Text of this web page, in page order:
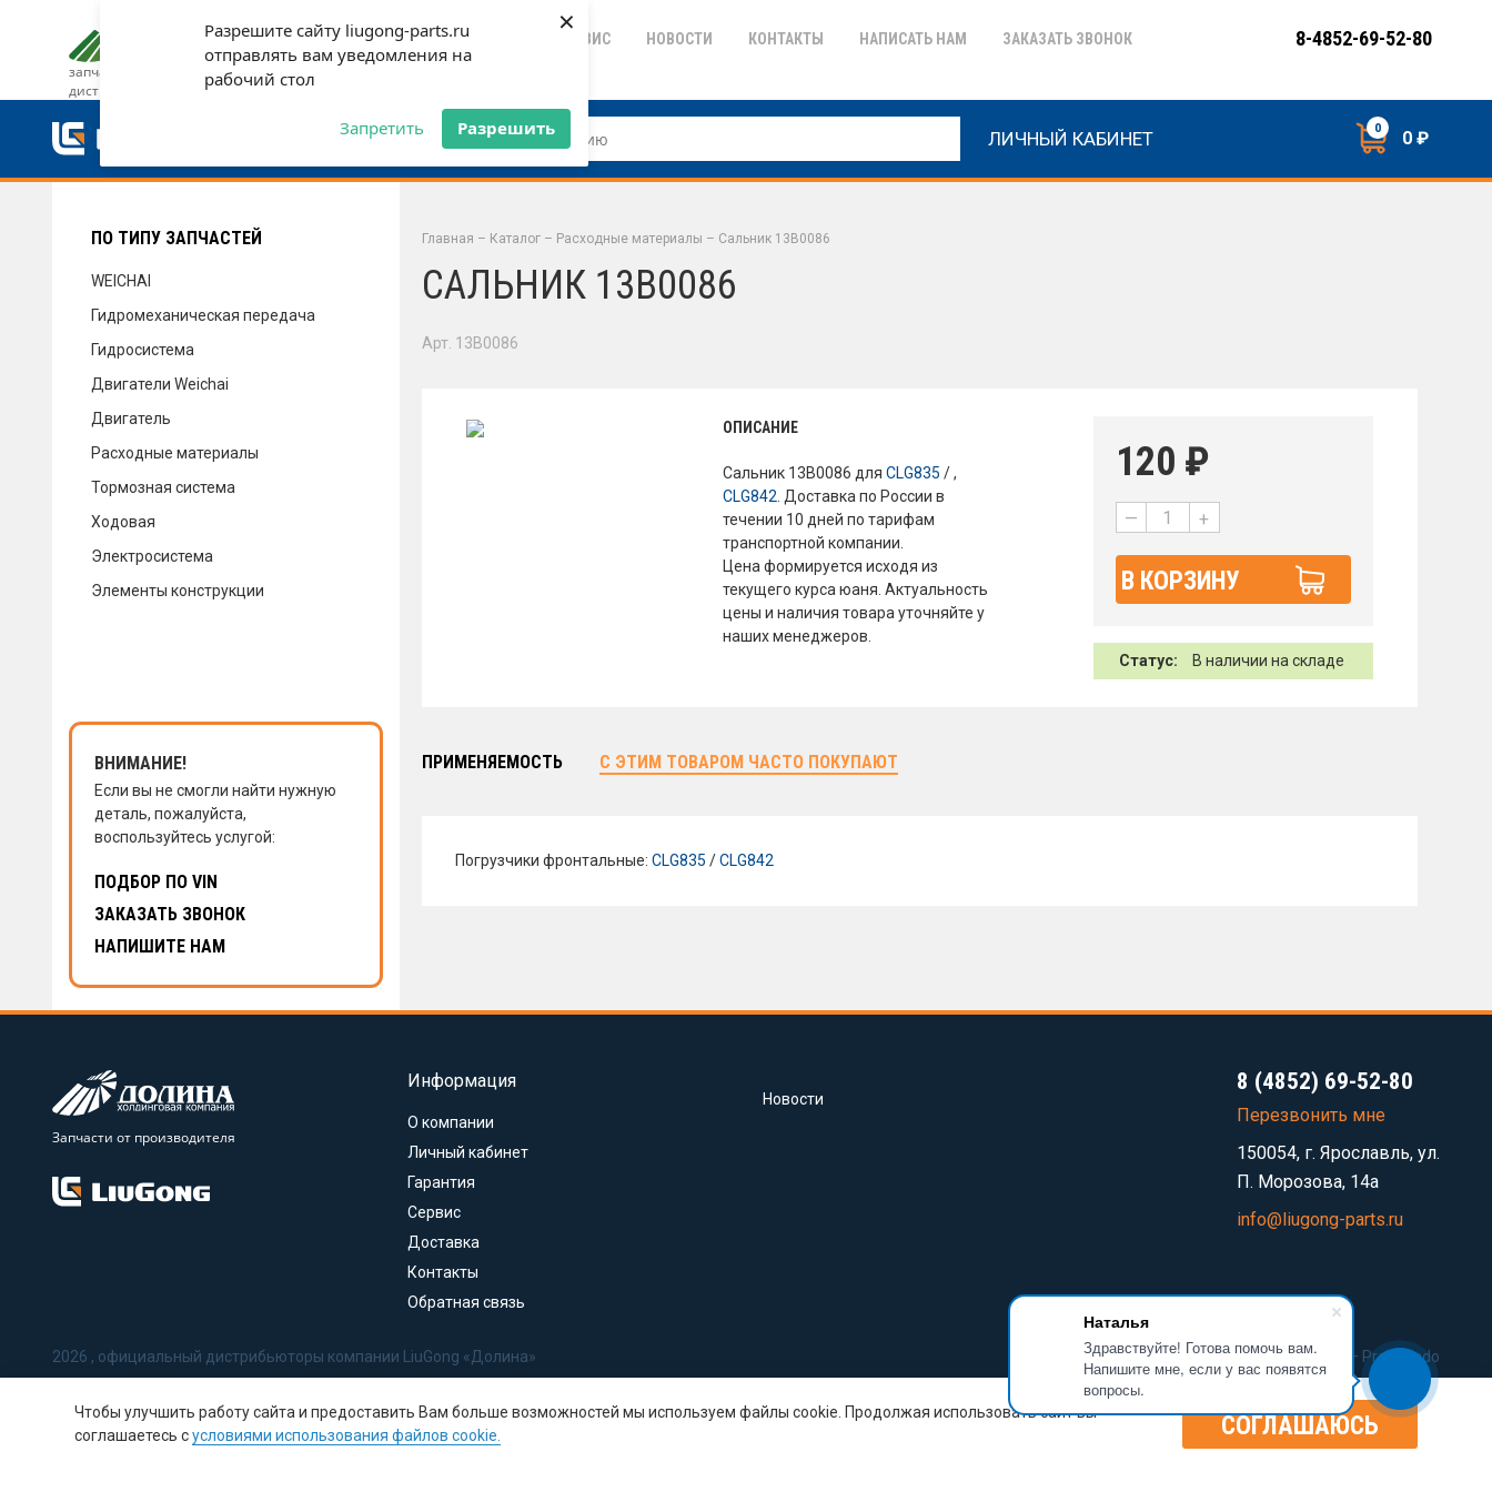
Разрешите сайту liugong-parts.ru
отправлять вам уведомления на
рабочий стол
Запретить Разрешить
×
Наталья
Здравствуйте! Готова помочь вам.
Напишите мне, если у вас появятся
вопросы.
запчасти от официального
дистрибьютора
ДОСТАВКА И ОПЛАТА ГАРАНТИЯ СЕРВИС НОВОСТИ КОНТАКТЫ НАПИСАТЬ НАМ ЗАКАЗАТЬ ЗВОНОК
ДОСТАВКА И ОПЛАТА
СЕРВИС
ЗАКАЗАТЬ ЗВОНОК
8-4852-69-52-80
ЛИЧНЫЙ КАБИНЕТ 0 0 ₽
ПО ТИПУ ЗАПЧАСТЕЙ
WEICHAI
Гидромеханическая передача
Гидросистема
Двигатели Weichai
Двигатель
Расходные материалы
Тормозная система
Ходовая
Электросистема
Элементы конструкции
ВНИМАНИЕ!
Если вы не смогли найти нужную
деталь, пожалуйста,
воспользуйтесь услугой:
ПОДБОР ПО VIN
ЗАКАЗАТЬ ЗВОНОК
НАПИШИТЕ НАМ
Главная – Каталог – Расходные материалы – Сальник 13B0086
САЛЬНИК 13B0086
Арт. 13B0086
ОПИСАНИЕ
Сальник 13B0086 дляCLG835 / ,
CLG842 . Доставка по России в
течении 10 дней по тарифам
транспортной компании.
Цена формируется исходя из
текущего курса юаня. Актуальность
цены и наличия товара уточняйте у
наших менеджеров.
120 ₽
— +
В КОРЗИНУ
Статус: В наличии на складе
ПРИМЕНЯЕМОСТЬ С ЭТИМ ТОВАРОМ ЧАСТО ПОКУПАЮТ
Погрузчики фронтальные: CLG835 /CLG842
Запчасти от производителя
Информация
О компании
Личный кабинет
Гарантия
Сервис
Доставка
Контакты
Обратная связь
Новости
8 (4852) 69-52-80
Перезвонить мне
150054, г. Ярославль, ул.
П. Морозова, 14а
info@liugong-parts.ru
2026 , официальный дистрибьюторы компании LiuGong «Долина»
Политика в отношении обработки персональных данных
Соглашение на обработку персональных данных
Политика использования Cookie-файлов
Разработка сайта — Prominado
Чтобы улучшить работу сайта и предоставить Вам больше возможностей мы используем файлы cookie. Продолжая использовать сайт вы
соглашаетесь сусловиями использования файлов cookie. СОГЛАШАЮСЬ